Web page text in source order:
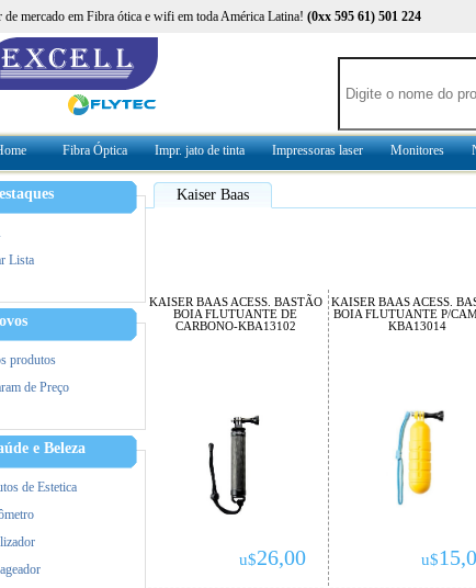
de mercado em Fibra ótica e wifi em toda América Latina! (0xx 595 61) 501 224
Fibra Óptica Impr. jato de tinta Impressoras laser Monitores
Lista
produtos
de Preço
e Beleza
de Estetica
Kaiser Baas
KAISER BAAS ACESS. BASTÃO
BOIA FLUTUANTE DE
CARBONO-KBA13102
u$26,00
KAISER BAAS ACESS.
BOIA FLUTUANTE P/
KBA13014
u$